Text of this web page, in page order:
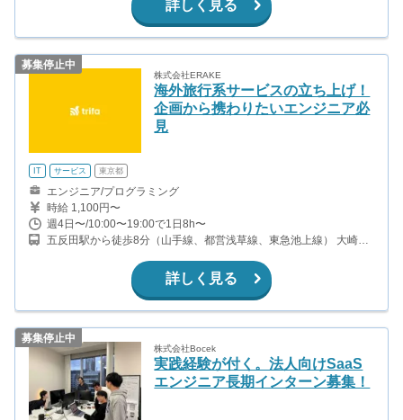
詳しく見る
募集停止中
株式会社ERAKE
海外旅行系サービスの立ち上げ！
企画から携わりたいエンジニア必
見
IT サービス 東京都
エンジニア/プログラミング
時給 1,100円〜
週4日〜/10:00〜19:00で1日8h〜
五反田駅から徒歩8分（山手線、都営浅草線、東急池上線） 大崎広
黒線） 大崎駅から徒歩14分（山手線、湘南新宿ライン、埼京線、
詳しく見る
募集停止中
株式会社Bocek
実践経験が付く。法人向けSaaS
エンジニア長期インターン募集！